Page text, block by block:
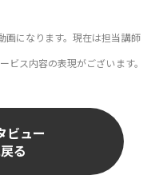
になります。現在は担当講師
ス内容の表現がございます。
ビュー
る